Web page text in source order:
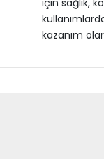
için sağlık,
kazanım